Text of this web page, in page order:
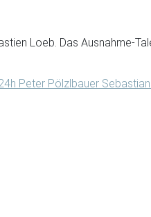
Loeb. Das Ausnahme-